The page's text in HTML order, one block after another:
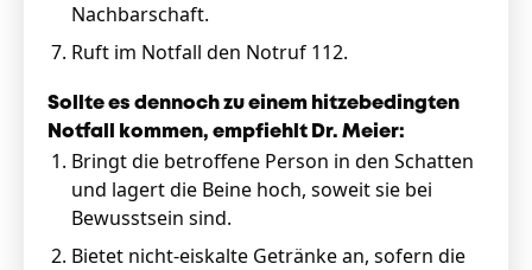
Nachbarschaft.
Ruft im Notfall den Notruf 112.
Sollte es dennoch zu einem hitzebedingten
Notfall kommen, empfiehlt Dr. Meier:
Bringt die betroffene Person in den Schatten
und lagert die Beine hoch, soweit sie bei
Bewusstsein sind.
Bietet nicht-eiskalte Getränke an, sofern die